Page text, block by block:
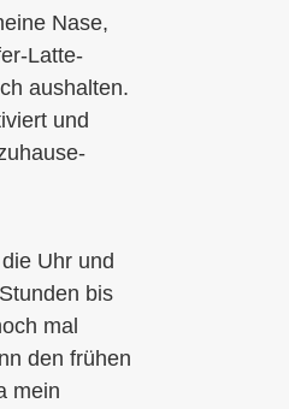
Nase,
Latte-
aushalten.
und
Uhr und
bis
mal
den frühen
mein